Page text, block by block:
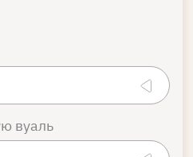
вуаль